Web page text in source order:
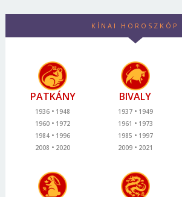
KÍNAI HOROSZKÓP
PATKÁNY
1936
1948
1960
1972
1984
1996
2008
2020
BIVALY
1937
1949
1961
1973
1985
1997
2009
2021